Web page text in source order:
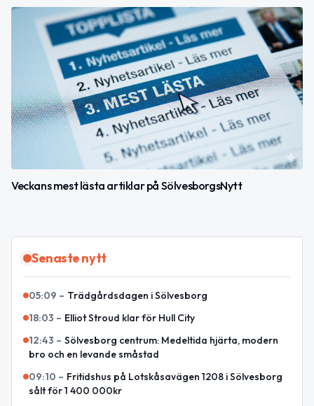
Veckans mest lästa artiklar på SölvesborgsNytt
Senaste nytt
05:09 – Trädgårdsdagen i Sölvesborg
18:03 – Elliot Stroud klar för Hull City
12:43 – Sölvesborg centrum: Medeltida hjärta, modern
bro och en levande småstad
09:10 – Fritidshus på Lotskåsavägen 1208 i Sölvesborg
sålt för 1 400 000kr